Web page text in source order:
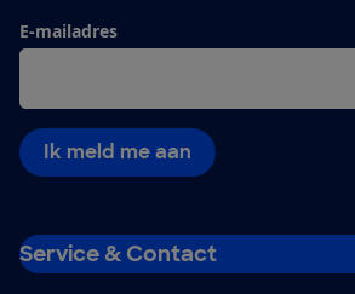
E-mailadres
Ik meld me aan
Service & Contact